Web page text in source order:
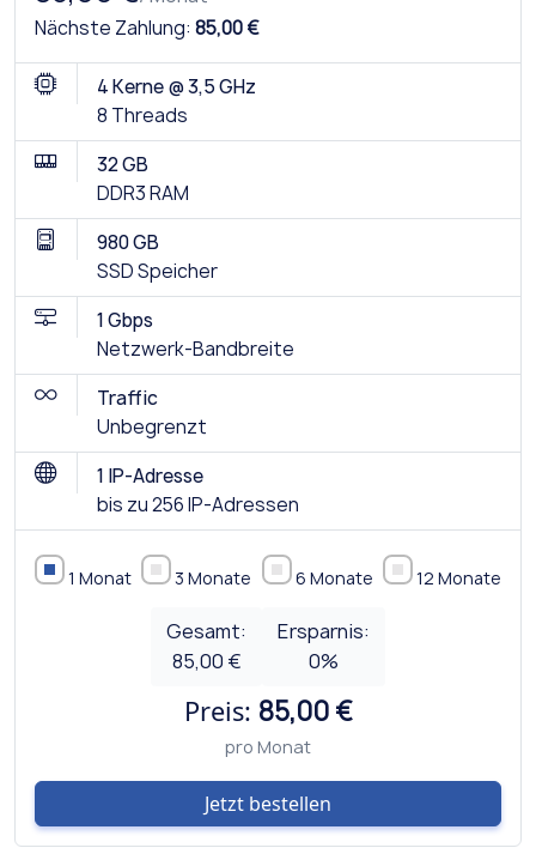
Nächste Zahlung: 85,00 €
4 Kerne @ 3,5 GHz
8 Threads
32 GB
DDR3 RAM
980 GB
SSD Speicher
1 Gbps
Netzwerk-Bandbreite
Traffic
Unbegrenzt
1 IP-Adresse
bis zu 256 IP-Adressen
1 Monat 3 Monate 6 Monate 12 Monate
Gesamt:
85,00 €
Ersparnis:
0%
Preis: 85,00 €
pro Monat
Jetzt bestellen